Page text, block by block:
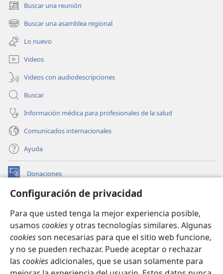
Configuración de privacidad
Para que usted tenga la mejor experiencia posible,
usamos cookiesy otras tecnologías similares. Algunas
cookiesson necesarias para que el sitio web funcione,
y no se pueden rechazar. Puede aceptar o rechazar
las cookiesadicionales, que se usan solamente para
Buscar una reunión
(abre
una
nueva
ventana)
Buscar una asamblea regional
(abre
una
nueva
ventana)
Lo nuevo
Videos
Videos con audiodescripciones
Buscar
Información médica para profesionales de la salud
Comunicados internacionales
Ayuda
Donaciones
(abre
nueva BIBLIOTECA EN LÍNEA Watchtower™
una
nueva
ventana)
JW Hub
(abre
una
nueva
ventana)
JW Library
Watchtower Library